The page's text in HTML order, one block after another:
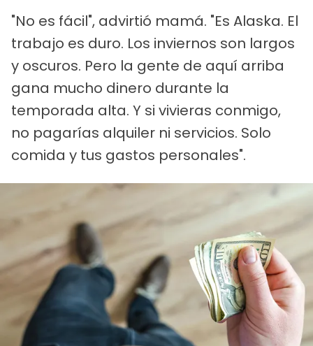
"No es fácil", advirtió mamá. "Es Alaska. El
trabajo es duro. Los inviernos son largos
y oscuros. Pero la gente de aquí arriba
gana mucho dinero durante la
temporada alta. Y si vivieras conmigo,
no pagarías alquiler ni servicios. Solo
comida y tus gastos personales".